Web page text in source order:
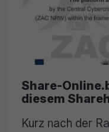
Share-
diesem
Kurz nach der